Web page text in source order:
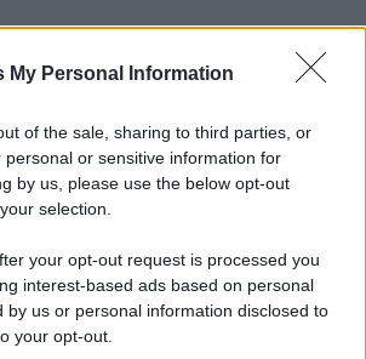
My Personal Information
of the sale, sharing to third parties, or
personal or sensitive information for
by us, please use the below opt-out
selection.
your opt-out request is processed you
interest-based ads based on personal
by us or personal information disclosed to
your opt-out.